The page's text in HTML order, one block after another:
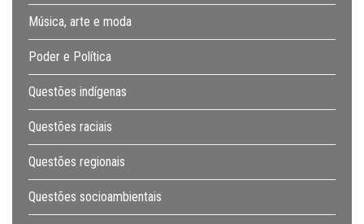
Música, arte e moda
Poder e Política
Questões indígenas
Questões raciais
Questões regionais
Questões socioambientais